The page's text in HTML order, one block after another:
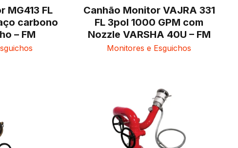
MG413 FL
carbono
– FM
Canhão Monitor VAJRA 331
FL 3pol 1000 GPM com
Nozzle VARSHA 40U – FM
Monitores e Esguichos